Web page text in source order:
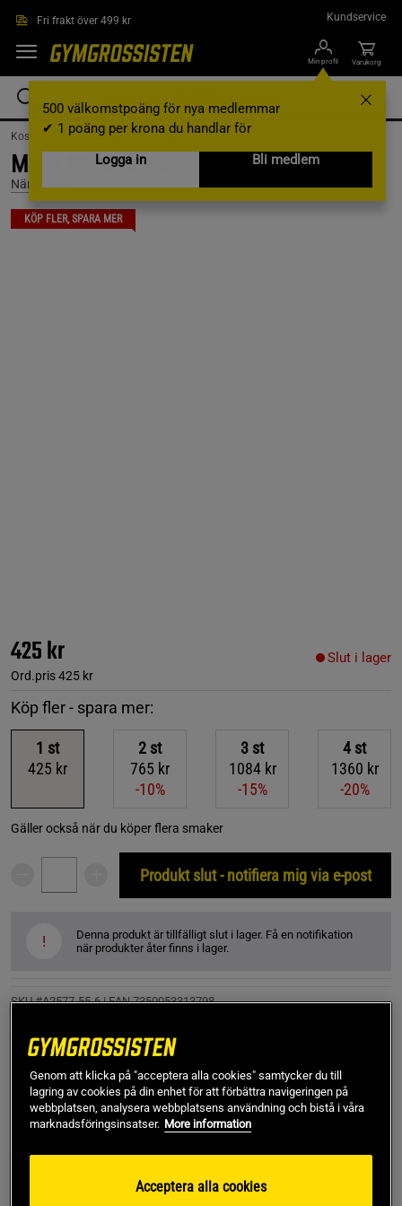
Fri frakt över 499 kr Kundservice
Min profil
500 välkomstpoäng för nya medlemmar
✔ 1 poäng per krona du handlar för
Logga in
Bli medlem
Varukorg
Kosttillskott /Vitaminer & Mineraler /Multivitamin
Mega Multi Advanced 900 ml
Närokällan
KÖP FLER, SPARA MER
425 kr
Ord.pris425 kr
Slut i lager
Köp fler - spara mer:
1 st
425 kr
2 st
765 kr
-10%
3 st
1084 kr
-15%
4 st
1360 kr
-20%
Gäller också när du köper flera smaker
Produkt slut - notifiera mig via e-post
!
Denna produkt är tillfälligt slut i lager. Få en notifikation
när produkter åter finns i lager.
SKU #A2577-55-6| EAN7350053313798
flytande multivitamin-mineral som dessutom innehåller ett
brett spektrum av frukter, bär, alger, örter, grönsaker och
mycket mer.
Läs mer
Recensioner Näring & Ingredienser
Genom att klicka på "acceptera alla cookies" samtycker du till
lagring av cookies på din enhet för att förbättra navigeringen på
webbplatsen, analysera webbplatsens användning och bistå i våra
marknadsföringsinsatser. More information
Acceptera alla cookies